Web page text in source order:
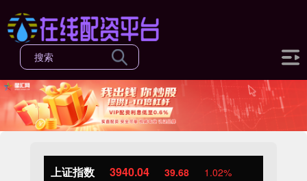
上证指数 3940.04 39.68 1.02%